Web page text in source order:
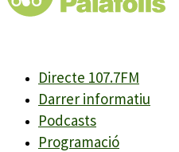
Directe 107.7FM
Darrer informatiu
Podcasts
Programació